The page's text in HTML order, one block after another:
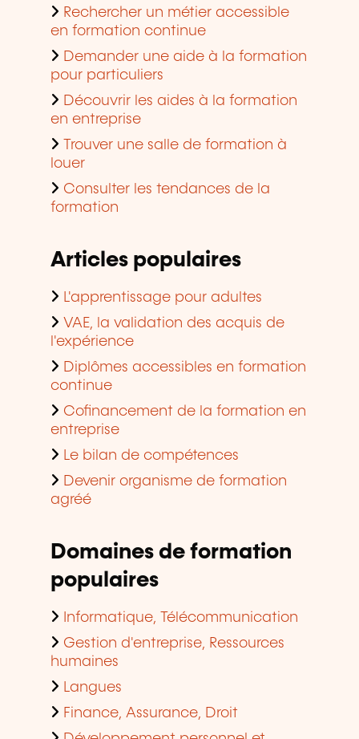
Rechercher un métier accessible
en formation continue
Demander une aide à la formation
pour particuliers
Découvrir les aides à la formation
en entreprise
Trouver une salle de formation à
louer
Consulter les tendances de la
formation
Articles populaires
L'apprentissage pour adultes
VAE, la validation des acquis de
l'expérience
Diplômes accessibles en formation
continue
Cofinancement de la formation en
entreprise
Le bilan de compétences
Devenir organisme de formation
agréé
Domaines de formation
populaires
Informatique, Télécommunication
Gestion d'entreprise, Ressources
humaines
Langues
Finance, Assurance, Droit